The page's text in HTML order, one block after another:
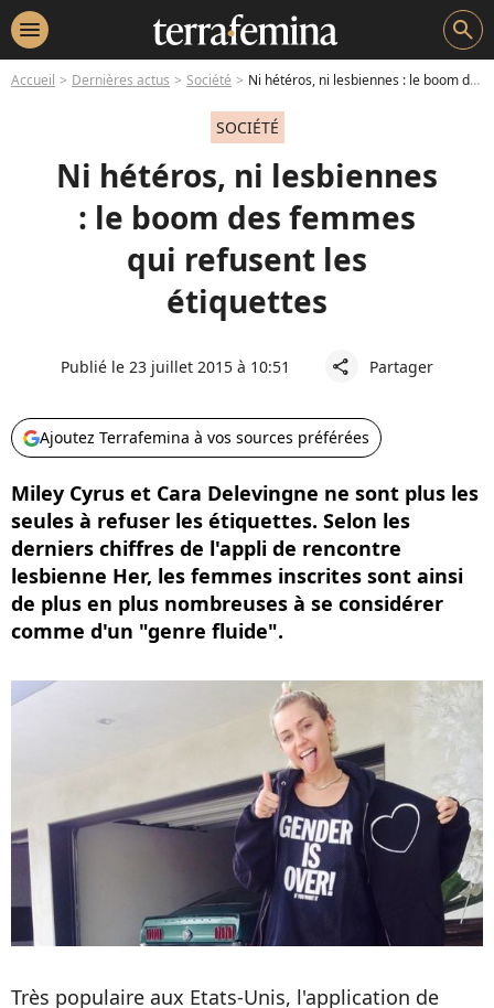
menu search
Accueil Dernières actus Société Ni hétéros, ni lesbiennes : le boom des femmes qui refusent les étiquettes
SOCIÉTÉ
Ni hétéros, ni lesbiennes
: le boom des femmes
qui refusent les
étiquettes
Publié le 23 juillet 2015 à 10:51 share Partager
Ajoutez Terrafemina à vos sources préférées
Miley Cyrus et Cara Delevingne ne sont plus les
seules à refuser les étiquettes. Selon les
derniers chiffres de l'appli de rencontre
lesbienne Her, les femmes inscrites sont ainsi
de plus en plus nombreuses à se considérer
comme d'un "genre fluide".
Très populaire aux Etats-Unis, l'application de